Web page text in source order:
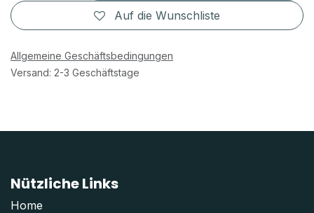
Auf die Wunschliste
Allgemeine Geschäftsbedingungen
Versand: 2-3 Geschäftstage
Nützliche Links
Home